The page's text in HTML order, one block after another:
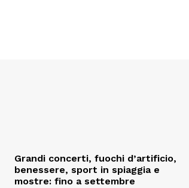
Grandi concerti, fuochi d’artificio,
benessere, sport in spiaggia e
mostre: fino a settembre